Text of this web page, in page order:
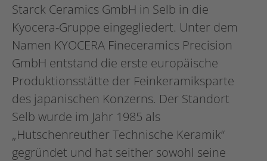
Starck Ceramics GmbH in Selb in die
Kyocera-Gruppe eingegliedert. Unter dem
Namen KYOCERA Fineceramics Precision
GmbH entstand die erste europäische
Produktionsstätte der Feinkeramiksparte
des japanischen Konzerns. Der Standort
Selb wurde im Jahr 1985 als
„Hutschenreuther Technische Keramik“
gegründet und hat seither sowohl seine